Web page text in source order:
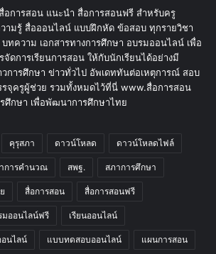
อการสอน แนะนำ สื่อการสอนฟรี สำหรับครู
ามรู้ สื่อออนไลน์ แบบฝึกหัด ข้อสอบ ทุกรายวิชา
ทความ เอกสารทางการศึกษา อบรมออนไลน์ เพื่อ
จัดการเรียนการสอน ให้กับนักเรียนได้อย่างมี
การศึกษา ข่าวทั่วไป อัพเดททันต่อเหตุการณ์ สอบ
จุครูผู้ช่วย รวมทั้งหมดไว้ที่นี่ www.สื่อการสอน
ศึกษา เพื่อพัฒนาการศึกษาไทย
คุรุสภา ดาวน์โหลด ดาวน์โหลดไฟล์
การคำนวณ สพฐ. สภาการศึกษา
สื่อการสอน สื่อการสอนฟรี
มออนไลน์ฟรี เรียนออนไลน์
นไลน์ แบบทดสอบออนไลน์ แผนการสอน